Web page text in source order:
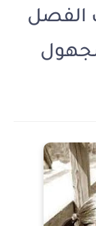
الفصل